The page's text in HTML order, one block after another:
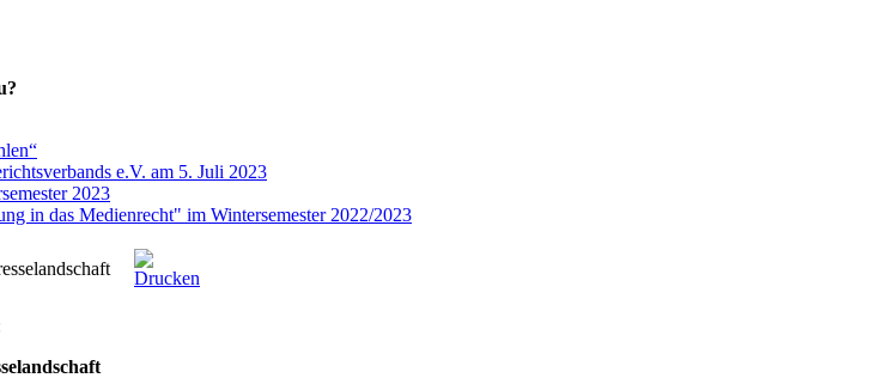
e.V. am 5. Juli 2023
2023
in das Medienrecht" im Wintersemester 2022/2023